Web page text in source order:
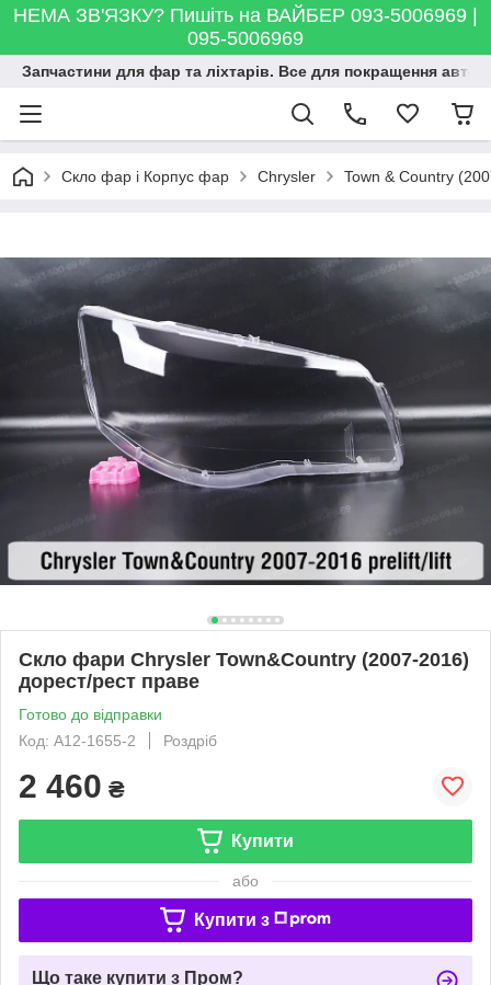
НЕМА ЗВ'ЯЗКУ? Пишіть на ВАЙБЕР 093-5006969 |
095-5006969
Запчастини для фар та ліхтарів. Все для покращення
Скло фар і Корпус фар Chrysler Town & Country
Скло фари Chrysler Town&Country (2007-2016)
дорест/рест праве
Готово до відправки
Код: A12-1655-2
Роздріб
2 460 ₴
Купити
або
Купити з
Що таке купити з Пром?